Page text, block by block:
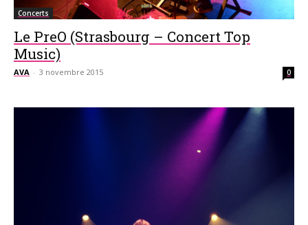
Concerts
Le PreO (Strasbourg – Concert Top
Music)
AVA - 3 novembre 2015 0